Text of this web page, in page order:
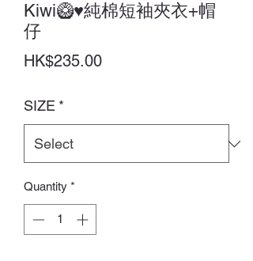
Kiwi🥝♥純棉短袖夾衣+帽
仔
HK$235.00Price
SIZE *
Quantity *